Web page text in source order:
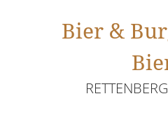
Bier &